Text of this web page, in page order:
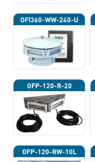
OFI360-WW-240-U
OFP-120-R-20
OFP-120-RW-10L